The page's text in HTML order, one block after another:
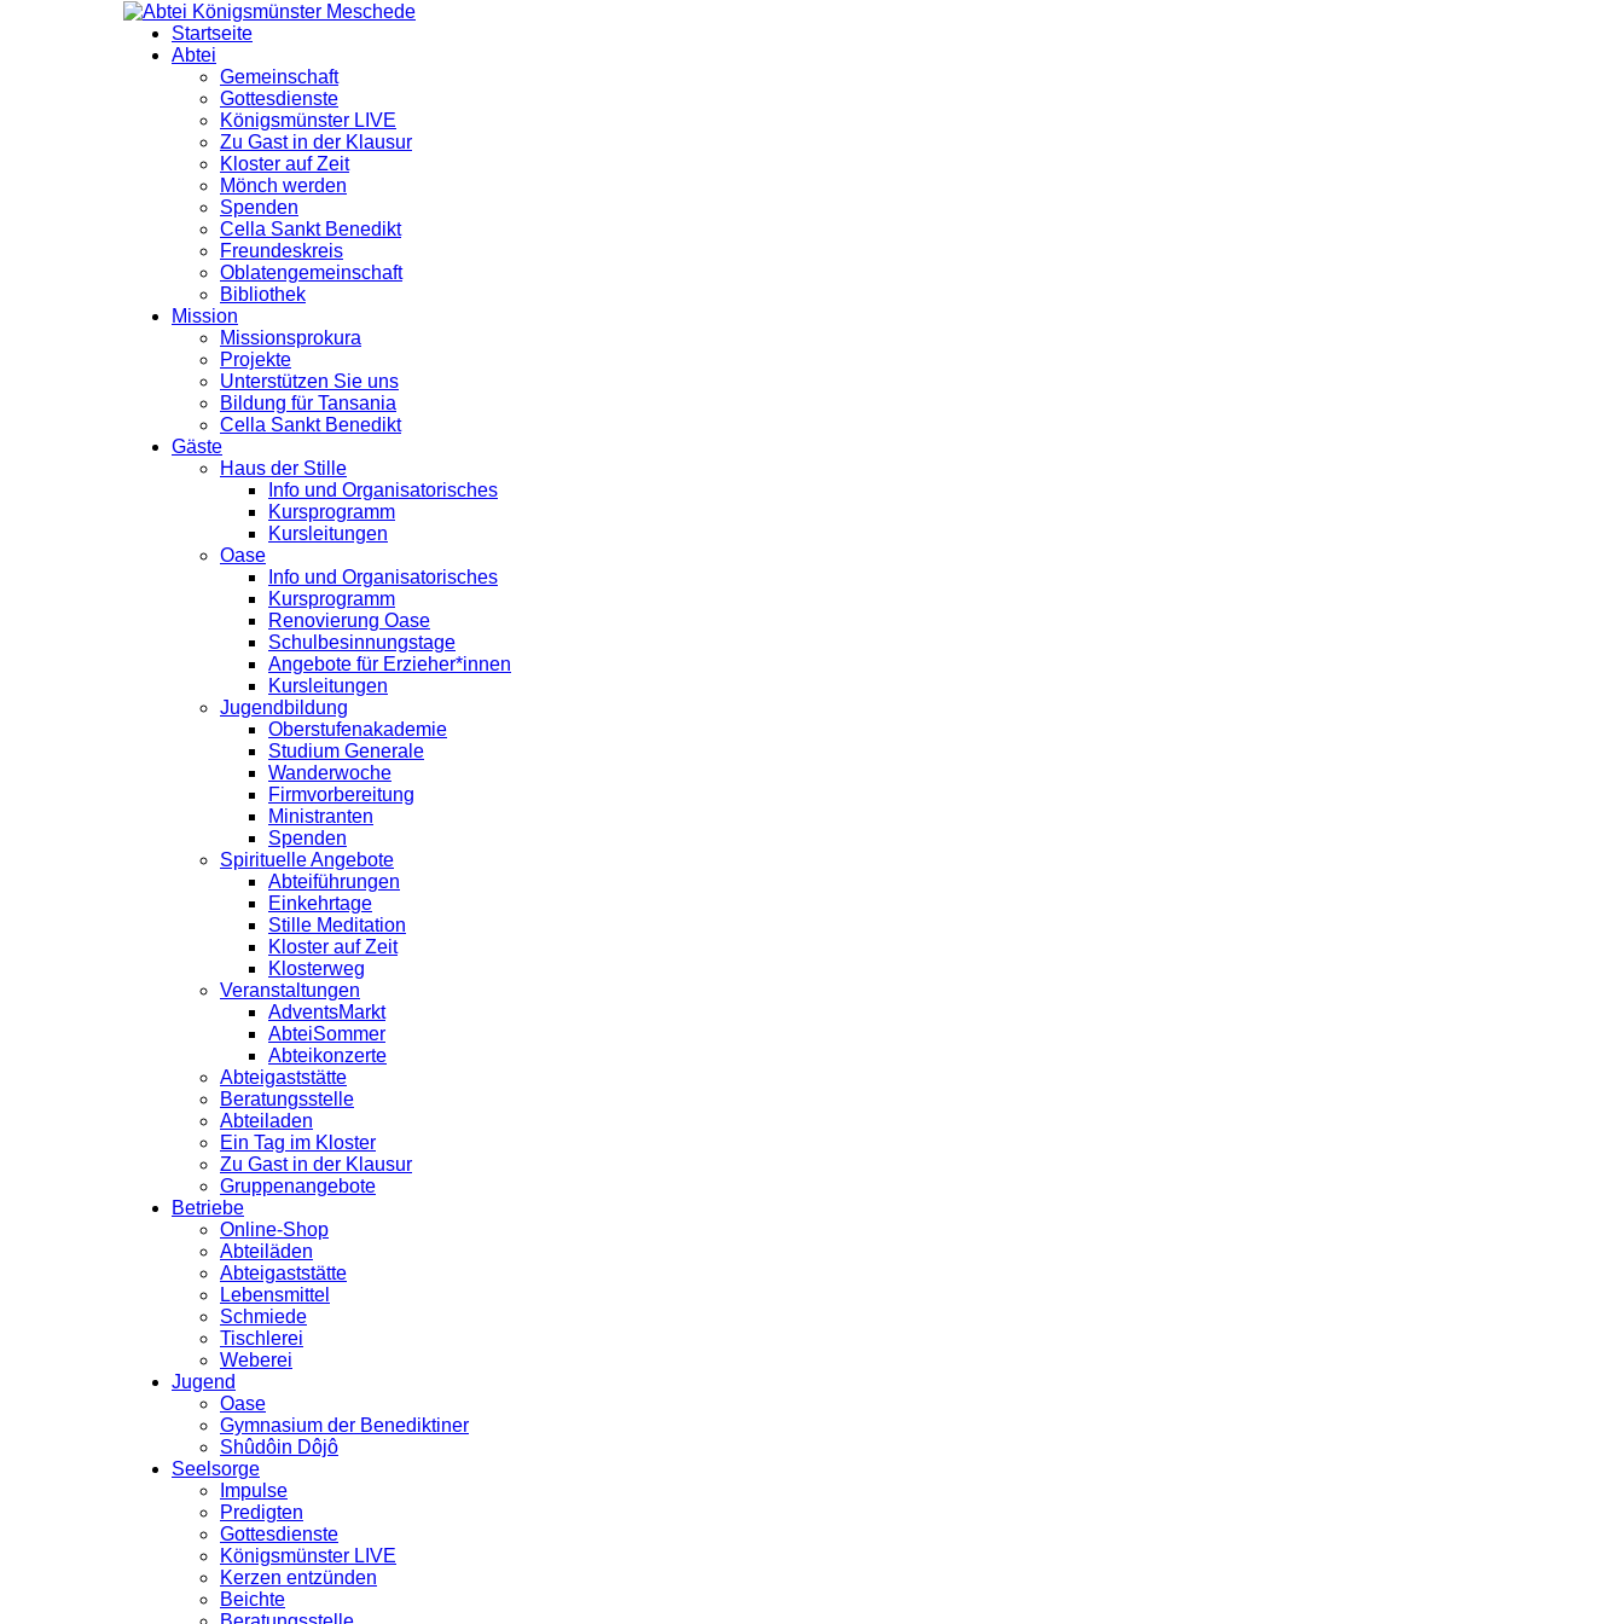
Startseite
Abtei
Gemeinschaft
Gottesdienste
Königsmünster LIVE
Zu Gast in der Klausur
Kloster auf Zeit
Mönch werden
Spenden
Cella Sankt Benedikt
Freundeskreis
Oblatengemeinschaft
Bibliothek
Mission
Missionsprokura
Projekte
Unterstützen Sie uns
Bildung für Tansania
Cella Sankt Benedikt
Gäste
Haus der Stille
Info und Organisatorisches
Kursprogramm
Kursleitungen
Oase
Info und Organisatorisches
Kursprogramm
Renovierung Oase
Schulbesinnungstage
Angebote für Erzieher*innen
Kursleitungen
Jugendbildung
Oberstufenakademie
Studium Generale
Wanderwoche
Firmvorbereitung
Ministranten
Spenden
Spirituelle Angebote
Abteiführungen
Einkehrtage
Stille Meditation
Kloster auf Zeit
Klosterweg
Veranstaltungen
AdventsMarkt
AbteiSommer
Abteikonzerte
Abteigaststätte
Beratungsstelle
Abteiladen
Ein Tag im Kloster
Zu Gast in der Klausur
Gruppenangebote
Betriebe
Online-Shop
Abteiläden
Abteigaststätte
Lebensmittel
Schmiede
Tischlerei
Weberei
Jugend
Oase
Gymnasium der Benediktiner
Shûdôin Dôjô
Seelsorge
Impulse
Predigten
Gottesdienste
Königsmünster LIVE
Kerzen entzünden
Beichte